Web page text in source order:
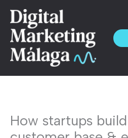
Skip
content
How startups